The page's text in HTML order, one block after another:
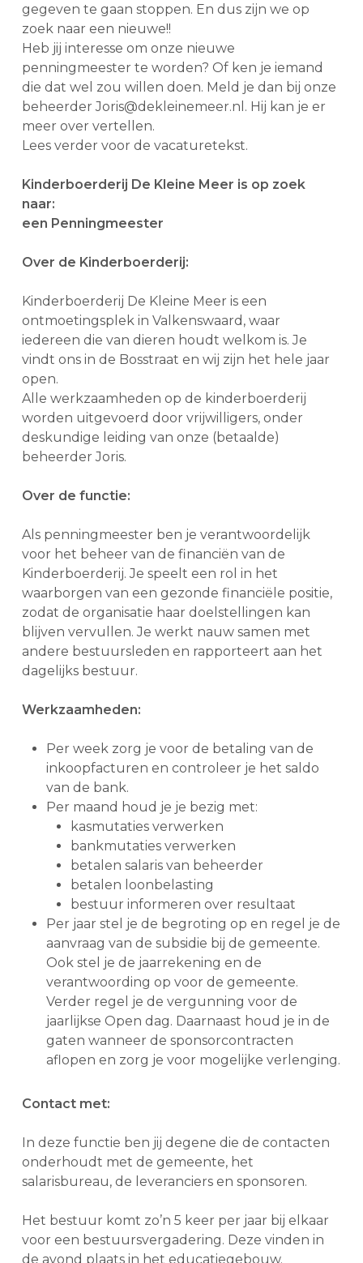
gegeven te gaan stoppen. En dus zijn we op
zoek naar een nieuwe!!
Heb jij interesse om onze nieuwe
penningmeester te worden? Of ken je iemand
die dat wel zou willen doen. Meld je dan bij onze
beheerderJoris@dekleinemeer.nl . Hij kan je er
meer over vertellen.
Lees verder voor de vacaturetekst.
Kinderboerderij De Kleine Meer is op zoek
naar:
een Penningmeester
Over de Kinderboerderij:
Kinderboerderij De Kleine Meer is een
ontmoetingsplek in Valkenswaard, waar
iedereen die van dieren houdt welkom is. Je
vindt ons in de Bosstraat en wij zijn het hele jaar
open.
Alle werkzaamheden op de kinderboerderij
worden uitgevoerd door vrijwilligers, onder
deskundige leiding van onze (betaalde)
beheerder Joris.
Over de functie:
Als penningmeester ben je verantwoordelijk
voor het beheer van de financiën van de
Kinderboerderij. Je speelt een rol in het
waarborgen van een gezonde financiële positie,
zodat de organisatie haar doelstellingen kan
blijven vervullen. Je werkt nauw samen met
andere bestuursleden en rapporteert aan het
dagelijks bestuur.
Werkzaamheden:
Per week zorg je voor de betaling van de
inkoopfacturen en controleer je het saldo
van de bank.
Per maand houd je je bezig met:
kasmutaties verwerken
bankmutaties verwerken
betalen salaris van beheerder
betalen loonbelasting
bestuur informeren over resultaat
Per jaar stel je de begroting op en regel je de
aanvraag van de subsidie bij de gemeente.
Ook stel je de jaarrekening en de
verantwoording op voor de gemeente.
Verder regel je de vergunning voor de
jaarlijkse Open dag. Daarnaast houd je in de
gaten wanneer de sponsorcontracten
aflopen en zorg je voor mogelijke verlenging.
Contact met:
In deze functie ben jij degene die de contacten
onderhoudt met de gemeente, het
salarisbureau, de leveranciers en sponsoren.
Het bestuur komt zo’n 5 keer per jaar bij elkaar
voor een bestuursvergadering. Deze vinden in
de avond plaats in het educatiegebouw.